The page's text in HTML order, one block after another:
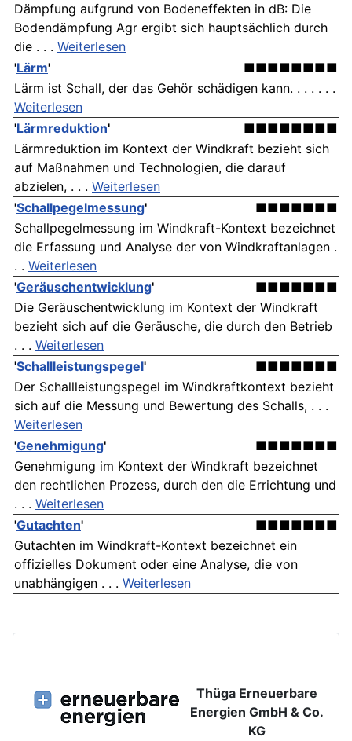
Dämpfung aufgrund von Bodeneffekten in dB: Die
Bodendämpfung Agr ergibt sich hauptsächlich durch
die . . . Weiterlesen
'Lärm'
■■■■■■■■
Lärm ist Schall, der das Gehör schädigen kann. . . . . . .
Weiterlesen
'Lärmreduktion'
■■■■■■■■
Lärmreduktion im Kontext der Windkraft bezieht sich
auf Maßnahmen und Technologien, die darauf
abzielen, . . . Weiterlesen
'Schallpegelmessung'
■■■■■■■
Schallpegelmessung im Windkraft-Kontext bezeichnet
die Erfassung und Analyse der von Windkraftanlagen .
. . Weiterlesen
'Geräuschentwicklung'
■■■■■■■
Die Geräuschentwicklung im Kontext der Windkraft
bezieht sich auf die Geräusche, die durch den Betrieb
. . . Weiterlesen
'Schallleistungspegel'
■■■■■■■
Der Schallleistungspegel im Windkraftkontext bezieht
sich auf die Messung und Bewertung des Schalls, . . .
Weiterlesen
'Genehmigung'
■■■■■■■
Genehmigung im Kontext der Windkraft bezeichnet
den rechtlichen Prozess, durch den die Errichtung und
. . . Weiterlesen
'Gutachten'
■■■■■■■
Gutachten im Windkraft-Kontext bezeichnet ein
offizielles Dokument oder eine Analyse, die von
unabhängigen . . . Weiterlesen
Thüga Erneuerbare
Energien GmbH & Co.
KG